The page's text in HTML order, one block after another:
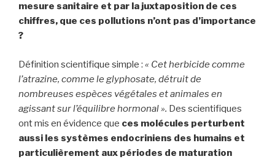
mesure sanitaire et par la juxtaposition de ces
chiffres, que ces pollutions n’ont pas d’importance
?
Définition scientifique simple : « Cet herbicide comme
l’atrazine, comme le glyphosate, détruit de
nombreuses espèces végétales et animales en
agissant sur l’équilibre hormonal ». Des scientifiques
ont mis en évidence que ces molécules perturbent
aussi les systèmes endocriniens des humains et
particulièrement aux périodes de maturation